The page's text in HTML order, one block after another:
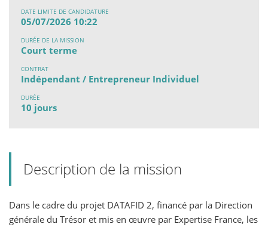
DATE LIMITE DE CANDIDATURE
05/07/2026 10:22
DURÉE DE LA MISSION
Court terme
CONTRAT
Indépendant / Entrepreneur Individuel
DURÉE
10 jours
Description de la mission
Dans le cadre du projet DATAFID 2, financé par la Direction
générale du Trésor et mis en œuvre par Expertise France, les